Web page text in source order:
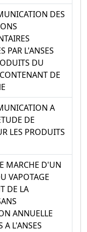
DES
PAR L'ANSES
DU
DE
A
DE
LES PRODUITS
MARCHE D'UN
VAPOTAGE
DE LA
ANNUELLE
A L'ANSES